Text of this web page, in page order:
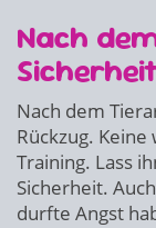
Nach
Nach dem
Rückzug.
Training. Lass
Sicherheit.
durfte Angst